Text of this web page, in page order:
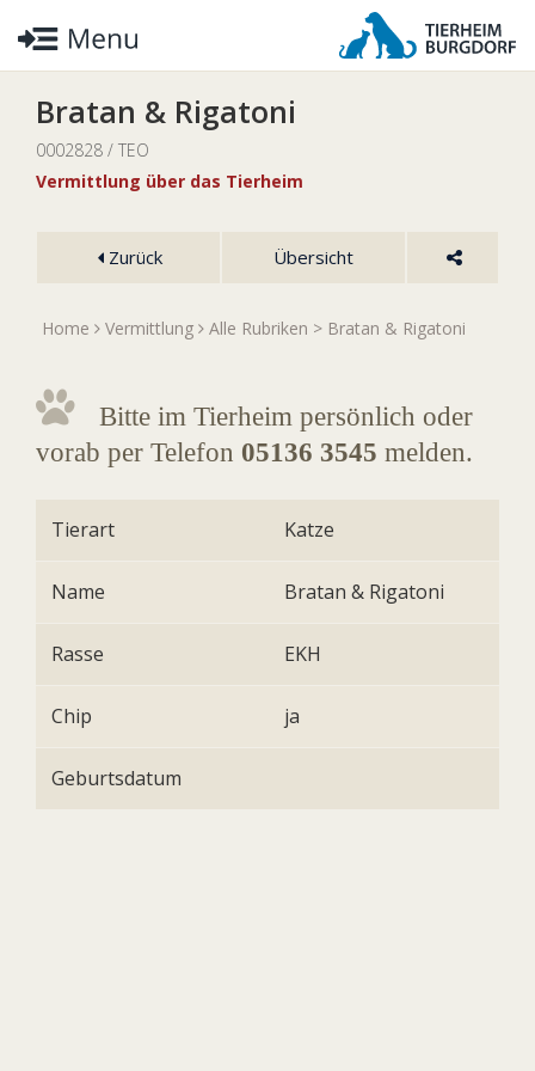
Bratan & Rigatoni
0002828 / TEO
Vermittlung über das Tierheim
Zurück Übersicht
Home Vermittlung Alle Rubriken > Bratan & Rigatoni
Bitte im Tierheim persönlich oder
vorab per Telefon 05136 3545 melden.
Tierart Katze
Name Bratan & Rigatoni
Rasse EKH
Chip ja
Geburtsdatum